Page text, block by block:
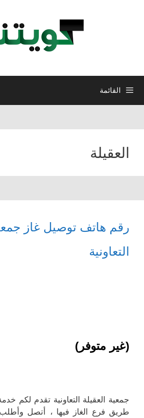
القائمة
العقيلة
رقم هاتف توصيل غاز
التعاونية
(غير متوفر)
جمعية العقيلة التعاونية تقدم لكم
طريق فرع الغاز فيها ، أتصل